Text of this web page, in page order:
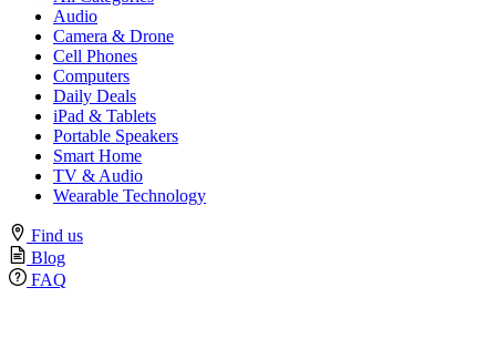
Audio
Camera & Drone
Cell Phones
Computers
Daily Deals
iPad & Tablets
Portable Speakers
Smart Home
TV & Audio
Wearable Technology
Find us
Blog
FAQ